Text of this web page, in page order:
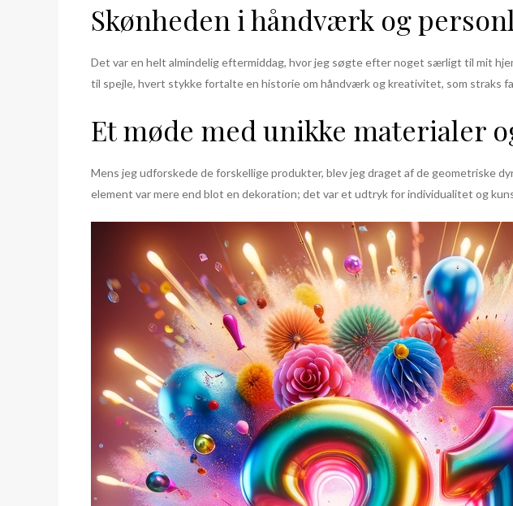
Skønheden i håndværk og
Det var en helt almindelig eftermiddag, hvor jeg søgte efter noget særligt til mit
til spejle, hvert stykke fortalte en historie om håndværk og kreativitet, som straks
Et møde med unikke materialer
Mens jeg udforskede de forskellige produkter, blev jeg draget af de geometriske
element var mere end blot en dekoration; det var et udtryk for individualitet og